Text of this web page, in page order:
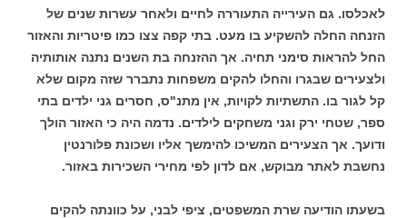
לאכלסו. גם העירייה התעוררה לחיים ולאחר עשרות שנים של
הזנחה החלה להשקיע בו מעט. בתי קפה צצו כמו פיטריות והאזור
החל להראות סימני תחיה. אך ההזנחה בת השנים נתנה אותותיה
ולצעירים שבגרו והחלו להקים משפחות נתברר שזה מקום שלא
קל לגור בו. התשתיות לקויות, אין מתנ"ס, חסרים גני ילדים בתי
ספר, שטחי ירק וגני משחקים לילדים. נדמה היה כי האזור הולך
ודועך. אך הצעירים המשיכו להימשך אליו ושכונת פלורנטין
נחשבת לאתר מבוקש, אם לדון לפי מחירי השכירות באזור.
בשעתו הודיעה שרת המשפטים, ציפי לבני, על כוונתה להקים